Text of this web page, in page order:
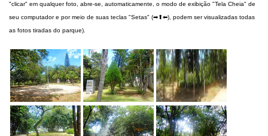
"clicar" em qualquer foto, abre-se, automaticamente, o modo de exibição "Tela Cheia" de
seu computador e por meio de suas teclas "Setas" (➡⬆⬅), podem ser visualizadas todas
as fotos tiradas do parque).